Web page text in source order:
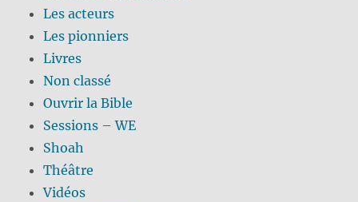
Les acteurs
Les pionniers
Livres
Non classé
Ouvrir la Bible
Sessions – WE
Shoah
Théâtre
Vidéos